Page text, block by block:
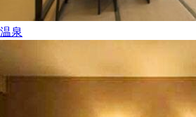
温泉